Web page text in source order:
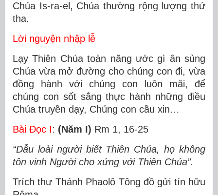
Chúa Is-ra-el, Chúa thường rộng lượng thứ
tha.
Lời nguyện nhập lễ
Lạy Thiên Chúa toàn năng ước gì ân sủng
Chúa vừa mở đường cho chúng con đi, vừa
đồng hành với chúng con luôn mãi, để
chúng con sốt sắng thực hành những điều
Chúa truyền dạy, Chúng con cầu xin…
Bài Ðọc I: (Năm I) Rm 1, 16-25
“Dẫu loài người biết Thiên Chúa, họ không
tôn vinh Người cho xứng với Thiên Chúa”.
Trích thư Thánh Phaolô Tông đồ gửi tín hữu